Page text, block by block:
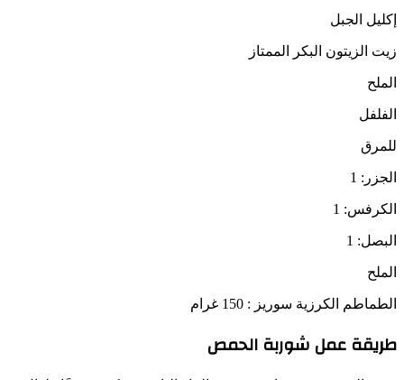
إكليل الجبل
زيت الزيتون البكر الممتاز
الملح
الفلفل
للمرق
الجزر: 1
الكرفس: 1
البصل: 1
الملح
الطماطم الكرزية سوريز : 150 غرام
طريقة عمل شوربة الحمص